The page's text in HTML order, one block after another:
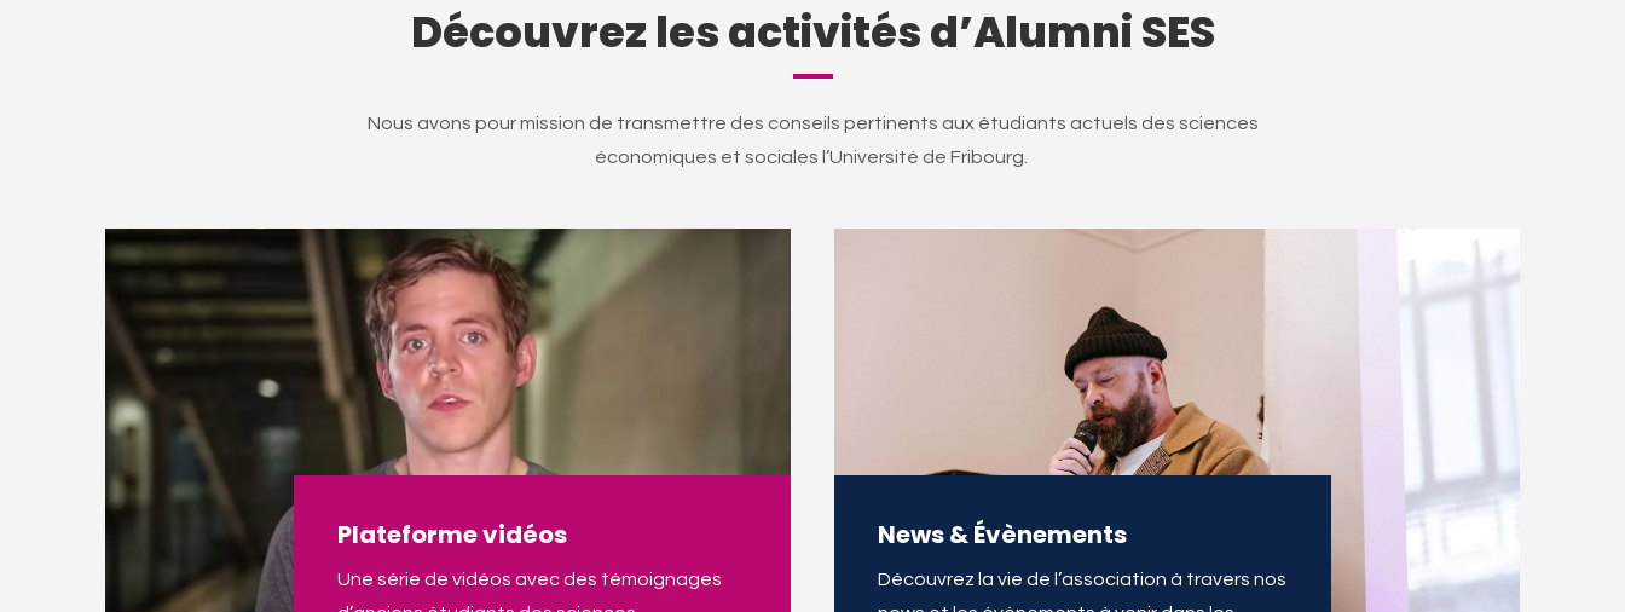
Découvrez les activités d’Alumni SES
Nous avons pour mission de transmettre des conseils pertinents aux étudiants actuels des sciences
économiques et sociales l’Université de Fribourg.
Plateforme vidéos
Une série de vidéos avec des témoignages
News &Évènements
Découvrez la vie de l’association à travers nos